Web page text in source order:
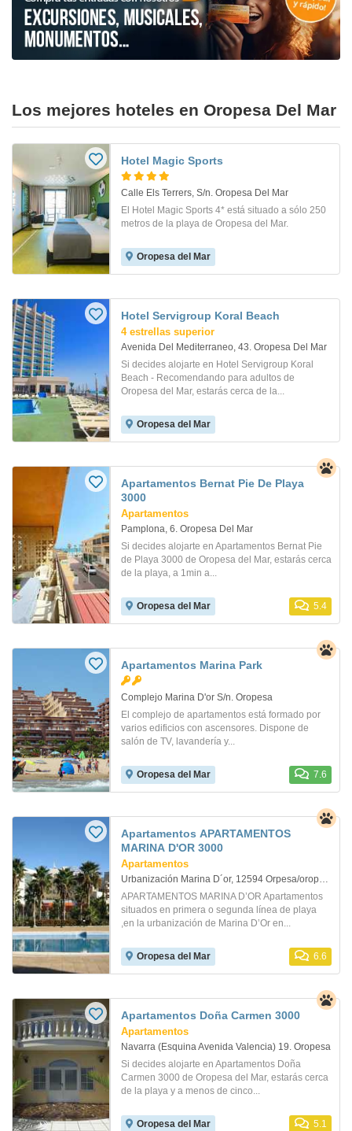
Los mejores hoteles en Oropesa Del Mar
Hotel Magic Sports
Calle Els Terrers, S/n. Oropesa Del Mar
El Hotel Magic Sports 4* está situado a sólo 250
metros de la playa de Oropesa del Mar.
Oropesa del Mar
Hotel Servigroup Koral Beach
4 estrellas superior
Avenida Del Mediterraneo, 43. Oropesa Del Mar
Si decides alojarte en Hotel Servigroup Koral
Beach - Recomendando para adultos de
Oropesa del Mar, estarás cerca de la...
Oropesa del Mar
Apartamentos Bernat Pie De Playa
3000
Apartamentos
Pamplona, 6. Oropesa Del Mar
Si decides alojarte en Apartamentos Bernat Pie
de Playa 3000 de Oropesa del Mar, estarás cerca
de la playa, a 1min a...
Oropesa del Mar 5.4
Apartamentos Marina Park
Complejo Marina D'or S/n. Oropesa
El complejo de apartamentos está formado por
varios edificios con ascensores. Dispone de
salón de TV, lavandería y...
Oropesa del Mar 7.6
Apartamentos APARTAMENTOS
MARINA D'OR 3000
Apartamentos
Urbanización Marina D´or, 12594 Orpesa/oropesa Del Mar. Oropesa
APARTAMENTOS MARINA D’OR Apartamentos
situados en primera o segunda línea de playa
,en la urbanización de Marina D’Or en...
Oropesa del Mar 6.6
Apartamentos Doña Carmen 3000
Apartamentos
Navarra (Esquina Avenida Valencia) 19. Oropesa
Si decides alojarte en Apartamentos Doña
Carmen 3000 de Oropesa del Mar, estarás cerca
de la playa y a menos de cinco...
Oropesa del Mar 5.1